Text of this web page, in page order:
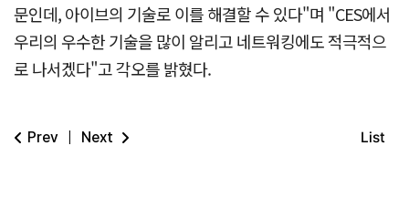
문인데, 아이브의 기술로 이를 해결할 수 있다"며 "CES에서
우리의 우수한 기술을 많이 알리고 네트워킹에도 적극적으
로 나서겠다"고 각오를 밝혔다.
Prev Next List